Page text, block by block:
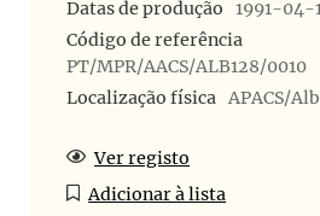
Datas de produção
1991-04-
Código de referência
PT/MPR/AACS/ALB128/0010
Localização física APACS/
Ver registo
Adicionar à lista